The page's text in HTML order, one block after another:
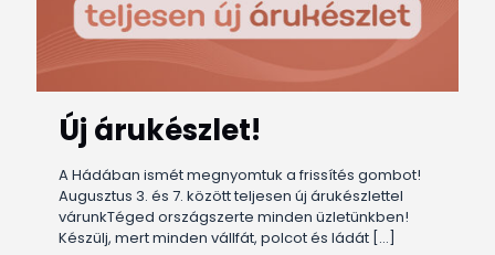
Új árukészlet!
A Hádában ismét megnyomtuk a frissítés gombot!
Augusztus 3. és 7. között teljesen új árukészlettel
várunkTéged országszerte minden üzletünkben!
Készülj, mert minden vállfát, polcot és ládát […]